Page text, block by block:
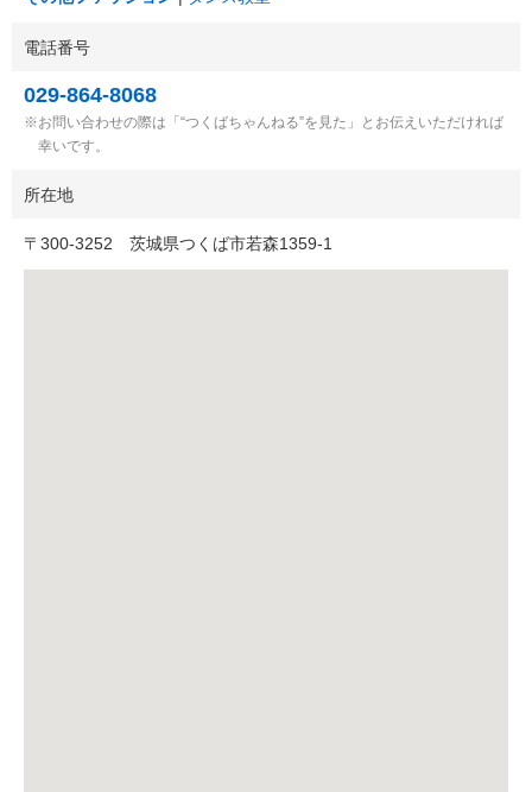
電話番号
029-864-8068
お問い合わせの際は「“つくばちゃんねる”を見た」とお伝えいただければ
幸いです。
所在地
〒 300-3252 茨城県つくば市若森1359-1